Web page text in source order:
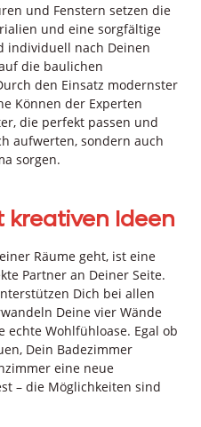
und Fenstern setzen die
und eine sorgfältige
individuell nach Deinen
die baulichen
den Einsatz modernster
Können der Experten
die perfekt passen und
aufwerten, sondern auch
sorgen.
Ideen
Räume geht, ist eine
Partner an Deiner Seite.
Dich bei allen
Deine vier Wände
echte Wohlfühloase. Egal ob
Dein Badezimmer
eine neue
– die Möglichkeiten sind